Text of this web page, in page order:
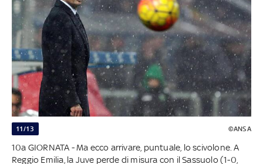
11/13 ©ANSA
10a GIORNATA - Ma ecco arrivare, puntuale, lo scivolone. A
Reggio Emilia, la Juve perde di misura con il Sassuolo (1-0,